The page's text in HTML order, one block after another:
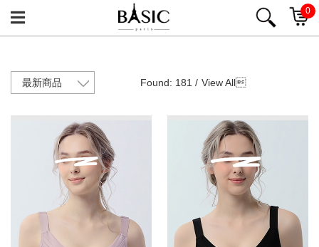
0
Found: 181 / View All